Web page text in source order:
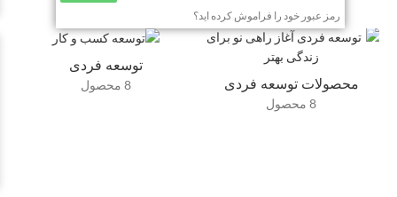
رمز عبور خود را فراموش کرده اید؟
محصولات توسعه فردی
8 محصول
توسعه فردی
8 محصول